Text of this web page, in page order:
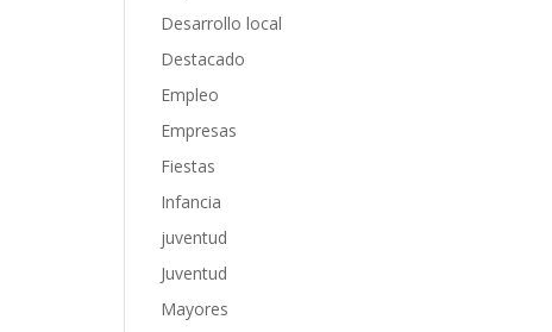
Desarrollo local
Destacado
Empleo
Empresas
Fiestas
Infancia
juventud
Juventud
Mayores